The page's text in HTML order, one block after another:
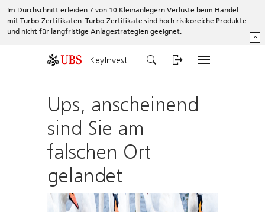
Im Durchschnitt erleiden 7 von 10 Kleinanlegern Verluste beim Handel
mit Turbo-Zertifikaten. Turbo-Zertifikate sind hoch risikoreiche Produkte
und nicht für langfristige Anlagestrategien geeignet.
^
KeyInvest
Ups, anscheinend
sind Sie am
falschen Ort
gelandet